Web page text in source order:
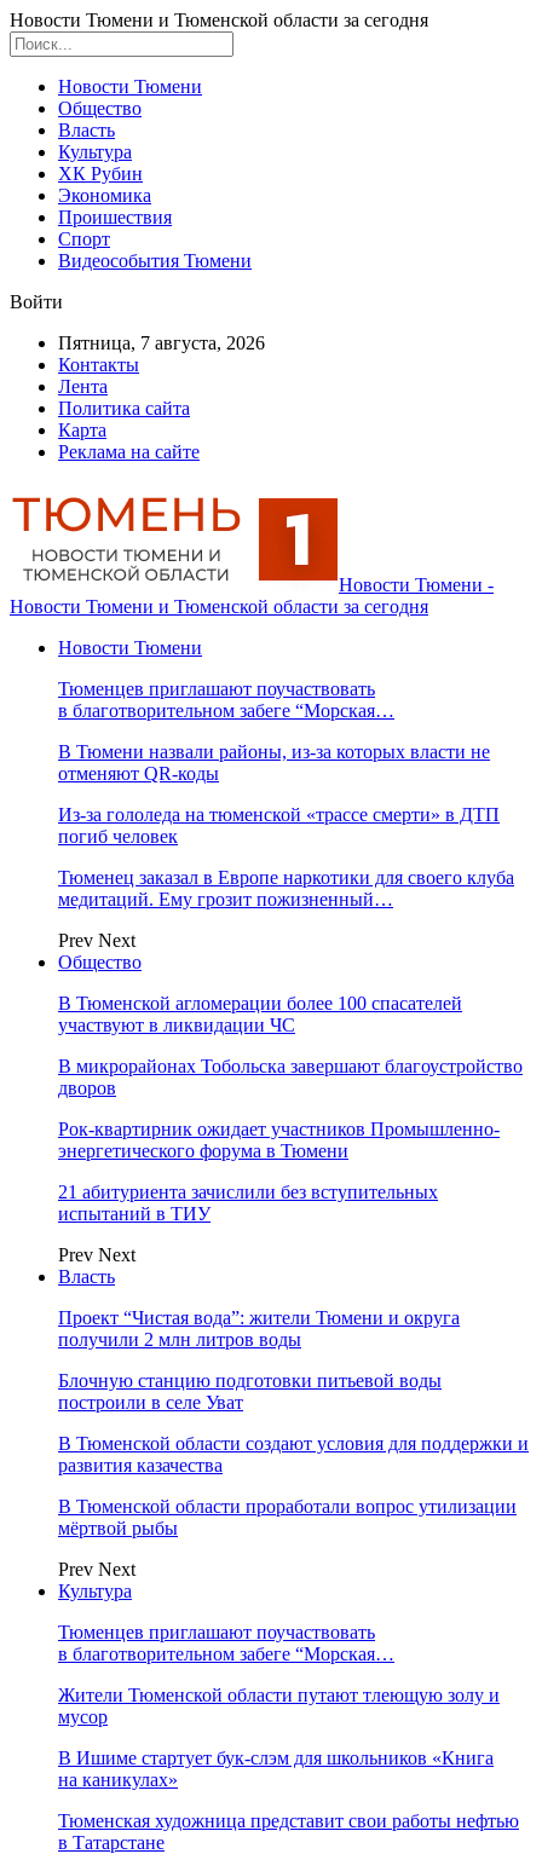
Новости Тюмени и Тюменской области за сегодня
Новости Тюмени
Общество
Власть
Культура
ХК Рубин
Экономика
Проишествия
Спорт
Видеособытия Тюмени
Войти
Пятница, 7 августа, 2026
Контакты
Лента
Политика сайта
Карта
Реклама на сайте
Новости Тюмени -
Новости Тюмени и Тюменской области за сегодня
Новости Тюмени
Тюменцев приглашают поучаствовать
в благотворительном забеге “Морская…
В Тюмени назвали районы, из-за которых власти не
отменяют QR-коды
Из-за гололеда на тюменской «трассе смерти» в ДТП
погиб человек
Тюменец заказал в Европе наркотики для своего клуба
медитаций. Ему грозит пожизненный…
Prev Next
Общество
В Тюменской агломерации более 100 спасателей
участвуют в ликвидации ЧС
В микрорайонах Тобольска завершают благоустройство
дворов
Рок-квартирник ожидает участников Промышленно-
энергетического форума в Тюмени
21 абитуриента зачислили без вступительных
испытаний в ТИУ
Prev Next
Власть
Проект “Чистая вода”: жители Тюмени и округа
получили 2 млн литров воды
Блочную станцию подготовки питьевой воды
построили в селе Уват
В Тюменской области создают условия для поддержки и
развития казачества
В Тюменской области проработали вопрос утилизации
мёртвой рыбы
Prev Next
Культура
Тюменцев приглашают поучаствовать
в благотворительном забеге “Морская…
Жители Тюменской области путают тлеющую золу и
мусор
В Ишиме стартует бук-слэм для школьников «Книга
на каникулах»
Тюменская художница представит свои работы нефтью
в Татарстане